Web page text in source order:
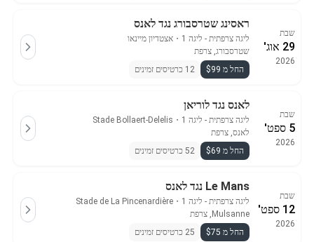
שבת
29 אוג'
2026
ראסינג שטרסבורג נגד לאנס
ליגה צרפתית - ליגה 1 ・ אצטדיון מיינאו
שטרסבורג, צרפת
החל מ $99
12 כרטיסים זמינים
שבת
5 ספט'
2026
לאנס נגד לוריאן
ליגה צרפתית - ליגה 1 ・
Stade Bollaert-Delelis
לאנס, צרפת
החל מ $69
52 כרטיסים זמינים
שבת
12 ספט'
2026
Le Mans נגד לאנס
ליגה צרפתית - ליגה 1 ・
Stade de La Pincenardière
Mulsanne, צרפת
החל מ $75
25 כרטיסים זמינים